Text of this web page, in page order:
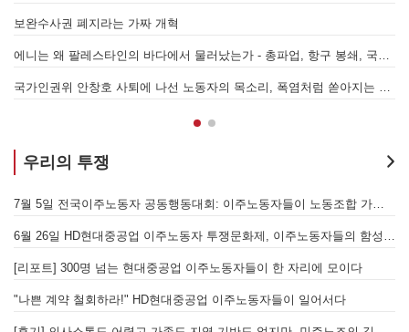
[번역] 빵과 장미: 자본주의 아래서의 젠더와 계급 (0) 들어가며
누구의 자유인가, 누구를 위한 자유인가 - 왜곡되고 박제된 광주를 넘어
우리의 투쟁
[후기] 진짜 사장 서울시와 국가를 앉히는 돌봄 노동자 투쟁을 위해